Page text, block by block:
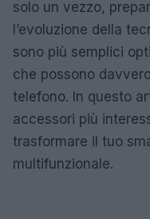
solo un vezzo,
l’evoluzione della
sono più semplici
che possono
telefono. In questo
accessori più
trasformare il tuo
multifunzionale.